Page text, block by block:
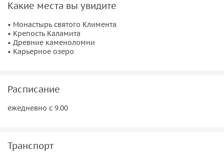
каменоломни, существовавшей еще в первых веках до
святой.
Какие места вы увидите
• Монастырь святого Климента
• Крепость Каламита
• Древние каменоломни
• Карьерное озеро
Расписание
ежедневно с 9.00
Транспорт